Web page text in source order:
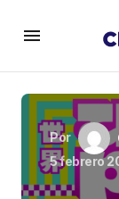
Por
5 febrero